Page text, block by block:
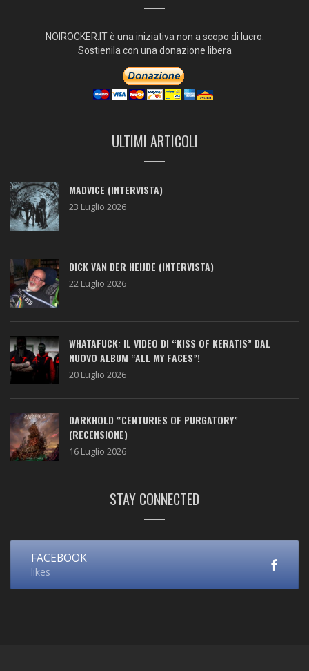
NOIROCKER.IT è una iniziativa non a scopo di lucro.
Sostienila con una donazione libera
ULTIMI ARTICOLI
MADVICE (INTERVISTA)
23 Luglio 2026
DICK VAN DER HEIJDE (INTERVISTA)
22 Luglio 2026
WHATAFUCK: IL VIDEO DI “KISS OF KERATIS” DAL
NUOVO ALBUM “ALL MY FACES”!
20 Luglio 2026
DARKHOLD “CENTURIES OF PURGATORY”
(RECENSIONE)
16 Luglio 2026
STAY CONNECTED
FACEBOOK
likes